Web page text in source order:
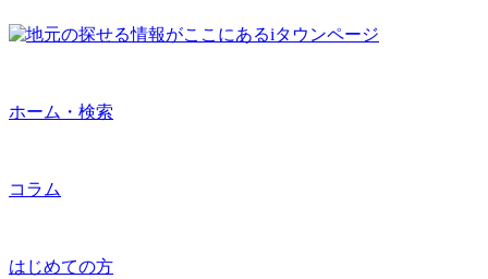
ホーム・検索
コラム
はじめての方